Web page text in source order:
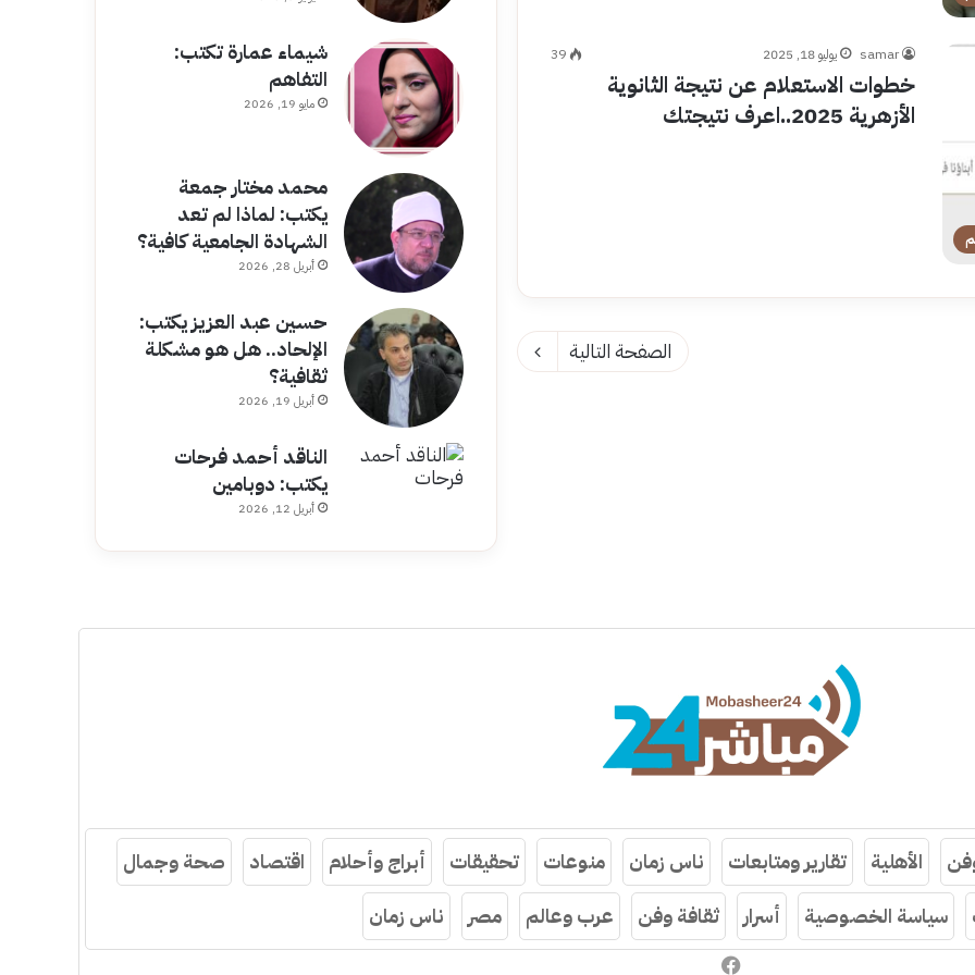
samar يوليو 18, 2025 39
خطوات الاستعلام عن نتيجة الثانوية
الأزهرية 2025..اعرف نتيجتك
الصفحة التالية
شيماء عمارة تكتب:
التفاهم
مايو 19, 2026
محمد مختار جمعة
يكتب: لماذا لم تعد
الشهادة الجامعية كافية؟
أبريل 28, 2026
حسين عبد العزيز يكتب:
الإلحاد.. هل هو مشكلة
ثقافية؟
أبريل 19, 2026
الناقد أحمد فرحات
يكتب: دوبامين
أبريل 12, 2026
الأهلية تقارير ومتابعات ناس زمان منوعات تحقيقات أبراج وأحلام اقتصاد
صحة وجمال
سياسة الخصوصية أسرار ثقافة وفن عرب وعالم مصر
ناس زمان
فيسبوك